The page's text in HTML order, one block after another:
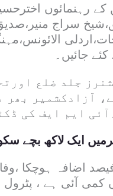
رہنمائوں
سراج
جائیں۔
جلد ضلع
آزادکشمیر
ایم ایف کی
ایک لاکھ بچے
کی قیمتیں5سوفیصد
کمی آئی ہے ، پٹرول